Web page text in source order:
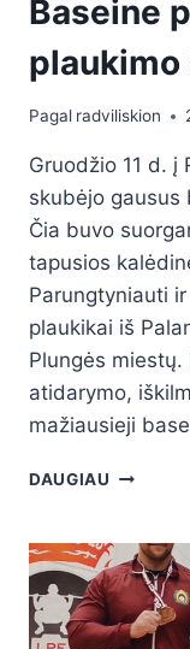
Baseine
plaukimo
Pagal radviliskion
Gruodžio 11 d. į
skubėjo gausus
Čia buvo
tapusios
Parungtyniauti
plaukikai iš
Plungės
atidarymo,
mažiausieji
DAUGIAU